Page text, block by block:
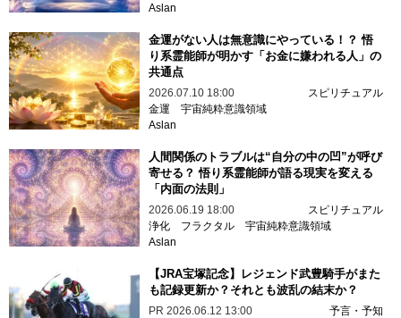
Aslan
金運がない人は無意識にやっている！？ 悟
り系霊能師が明かす「お金に嫌われる人」の
共通点
2026.07.10 18:00
スピリチュアル
金運 宇宙純粋意識領域
Aslan
人間関係のトラブルは“自分の中の凹”が呼び
寄せる？ 悟り系霊能師が語る現実を変える
「内面の法則」
2026.06.19 18:00
スピリチュアル
浄化
フラクタル 宇宙純粋意識領域
Aslan
【JRA宝塚記念】レジェンド武豊騎手がまた
も記録更新か？それとも波乱の結末か？
PR 2026.06.12 13:00
予言・予知